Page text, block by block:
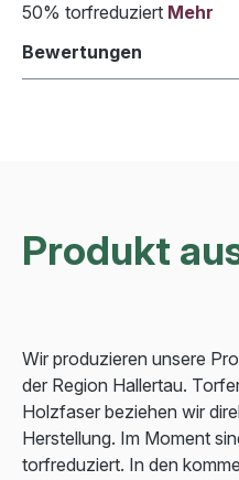
50% torfreduziert Mehr
Bewertungen
Produkt
Wir produzieren unsere
der Region Hallertau.
Holzfaser beziehen wir
Herstellung. Im Moment
torfreduziert. In den